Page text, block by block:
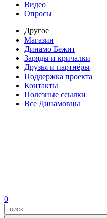
Видео
Опросы
Другое
Магазин
Динамо Бежит
Заряды и кричалки
Друзья и партнёры
Поддержка проекта
Контакты
Полезные ссылки
Все Динамовцы
0